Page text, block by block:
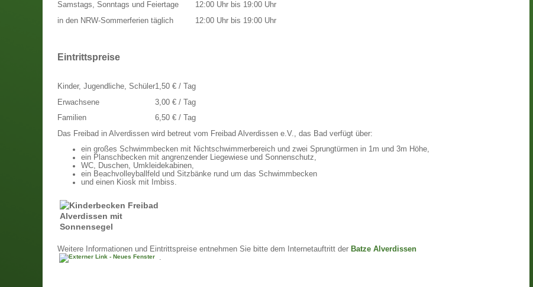
Samstags, Sonntags und Feiertage
in den NRW-Sommerferien täglich
12:00 Uhr bis 19:00 Uhr
12:00 Uhr bis 19:00 Uhr
Eintrittspreise
Kinder, Jugendliche, Schüler
Erwachsene
Familien
1,50 € / Tag
3,00 € / Tag
6,50 € / Tag
Das Freibad in Alverdissen wird betreut vom Freibad Alverdissen e.V., das Bad verfügt über:
ein großes Schwimmbecken mit Nichtschwimmerbereich und zwei Sprungtürmen in 1m und 3m Höhe,
ein Planschbecken mit angrenzender Liegewiese und Sonnenschutz,
WC, Duschen, Umkleidekabinen,
ein Beachvolleyballfeld und Sitzbänke rund um das Schwimmbecken
und einen Kiosk mit Imbiss.
Weitere Informationen und Eintrittspreise entnehmen Sie bitte dem Internetauftritt der Batze Alverdissen
.